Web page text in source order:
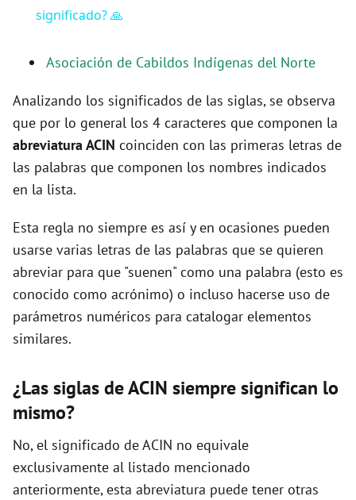
y
V
i
e
o
significado? 🙏
Asociación de Cabildos Indígenas del Norte
Analizando los significados de las siglas, se observa
que por lo general los 4 caracteres que componen la
abreviatura ACIN coinciden con las primeras letras de
las palabras que componen los nombres indicados
en la lista.
Esta regla no siempre es así y en ocasiones pueden
usarse varias letras de las palabras que se quieren
abreviar para que "suenen" como una palabra (esto es
conocido como acrónimo) o incluso hacerse uso de
parámetros numéricos para catalogar elementos
similares.
¿Las siglas de ACIN siempre significan lo
mismo?
No, el significado de ACIN no equivale
exclusivamente al listado mencionado
anteriormente, esta abreviatura puede tener otras